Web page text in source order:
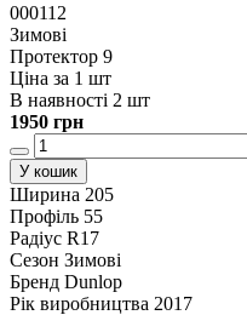
000112
Зимові
Протектор 9
Ціна за 1 шт
В наявності 2 шт
1950 грн
У кошик
Ширина 205
Профіль 55
Радіус R17
Сезон Зимові
Бренд Dunlop
Рік виробництва 2017